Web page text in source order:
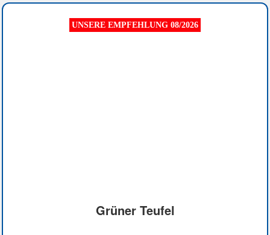
UNSERE EMPFEHLUNG 08/2026
Grüner Teufel